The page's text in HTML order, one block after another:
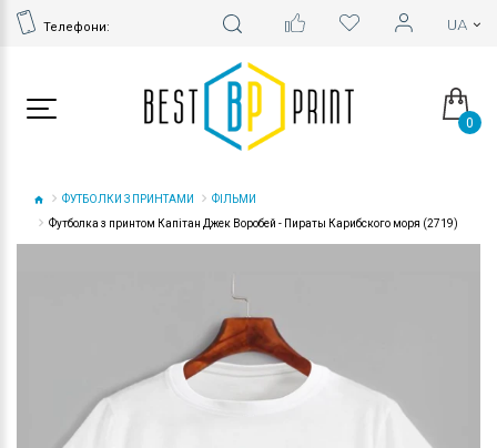
Телефони:
0
ФУТБОЛКИ З ПРИНТАМИ
ФІЛЬМИ
Футболка з принтом Капітан Джек Воробей - Пираты Карибского моря (2719)